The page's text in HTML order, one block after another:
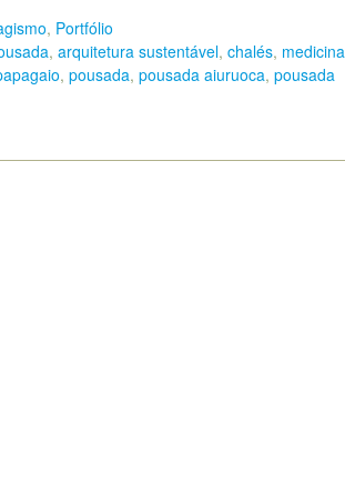
, Portfólio
, arquitetura sustentável, chalés, medicina
, pousada, pousada aiuruoca, pousada